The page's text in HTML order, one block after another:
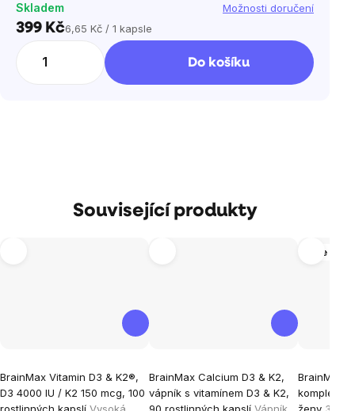
Skladem Možnosti doručení
399 KčMěrná
6,65 Kč / 1 kapsle
Do košíku
Související produkty
BrainMax Vitamin D3 & K2®,
D3 4000 IU / K2 150 mcg, 100
hodnocení
produktu
BrainMax Calcium D3 & K2,
vápník s vitamínem D3 & K2,
hodnocení
produktu
Více
BrainMax
komplex
produktu